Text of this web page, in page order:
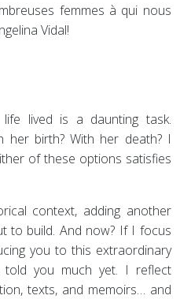
femmes à qui nous
Vidal!
lived is a daunting task.
her birth? With her death? I
of these options satisfies
context, adding another
to build. And now? If I focus
you to this extraordinary
told you much yet. I reflect
texts, and memoirs… and